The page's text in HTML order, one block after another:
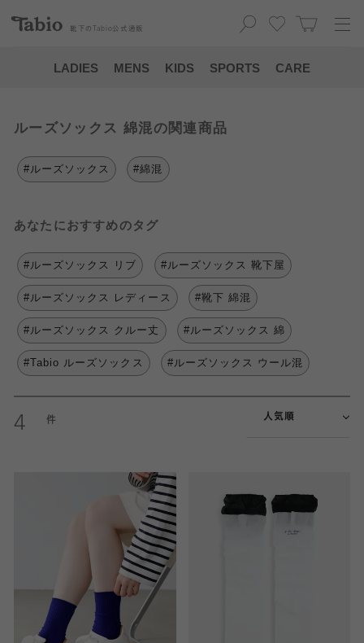
靴下の Tabio 公式通販
LADIES MENS KIDS SPORTS CARE
ルーズソックス 綿混の関連商品
#ルーズソックス #綿混
あなたにおすすめのタグ
#ルーズソックス リブ #ルーズソックス 靴下屋
#ルーズソックス レディース #靴下 綿混
#ルーズソックス クルー丈 #ルーズソックス 綿
#Tabio ルーズソックス #ルーズソックス ウール混
4 人気順